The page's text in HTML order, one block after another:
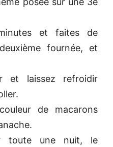
et faites de
fournée, et
et laissez refroidir
de macarons
toute une nuit, le